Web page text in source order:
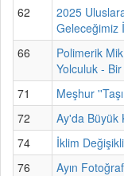
62
2025
Geleceğimiz
66
Polimerik
Yolculuk -
71
Meşhur
72
Ay'da Büyük
74
İklim
76
Ayın